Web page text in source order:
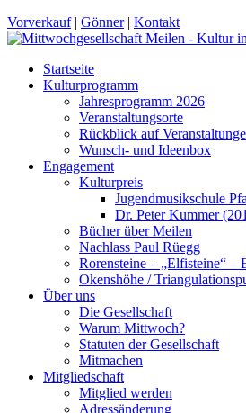
Vorverkauf| Gönner| Kontakt
Startseite
Kulturprogramm
Jahresprogramm 2026
Veranstaltungsorte
Rückblick auf
Wunsch- und Ideenbox
Engagement
Kulturpreis
Jugendmusikschule
Dr. Peter Kummer
Bücher über Meilen
Nachlass Paul Rüegg
Rorensteine – „Elfisteine“ –
Okenshöhe /
Über uns
Die Gesellschaft
Warum Mittwoch?
Statuten der Gesellschaft
Mitmachen
Mitgliedschaft
Mitglied werden
Adressänderung